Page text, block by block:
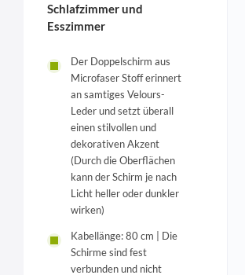
Schlafzimmer und
Esszimmer
Der Doppelschirm aus
Microfaser Stoff erinnert
an samtiges Velours-
Leder und setzt überall
einen stilvollen und
dekorativen Akzent
(Durch die Oberflächen
kann der Schirm je nach
Licht heller oder dunkler
wirken)
Kabellänge: 80 cm | Die
Schirme sind fest
verbunden und nicht